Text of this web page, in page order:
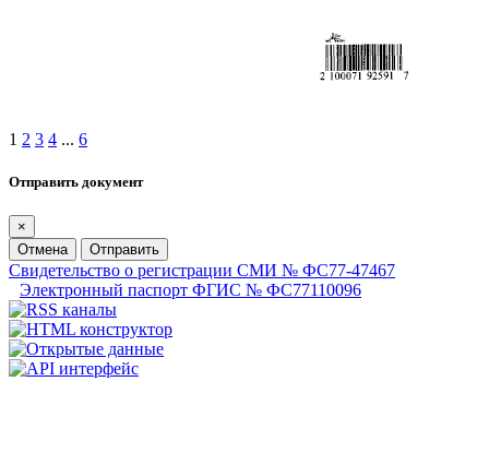
1 2 3 4 ... 6
Отправить документ
×
Отмена
Отправить
Свидетельство о регистрации СМИ № ФС77-47467
Электронный паспорт ФГИС № ФС77110096